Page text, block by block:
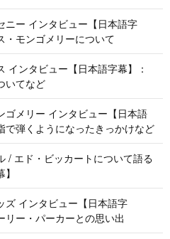
ニー インタビュー【日本語字
・モンゴメリーについて
インタビュー【日本語字幕】：
いてなど
ゴメリー インタビュー【日本語
で弾くようになったきっかけなど
/ エド・ビッカートについて語る
ズ インタビュー【日本語字
リー・パーカーとの思い出